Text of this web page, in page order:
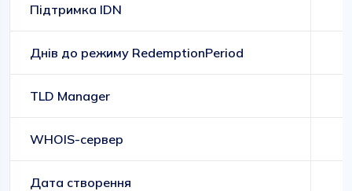
Підтримка IDN
Днів до режиму RedemptionPeriod
TLD Manager
WHOIS-сервер
Дата створення